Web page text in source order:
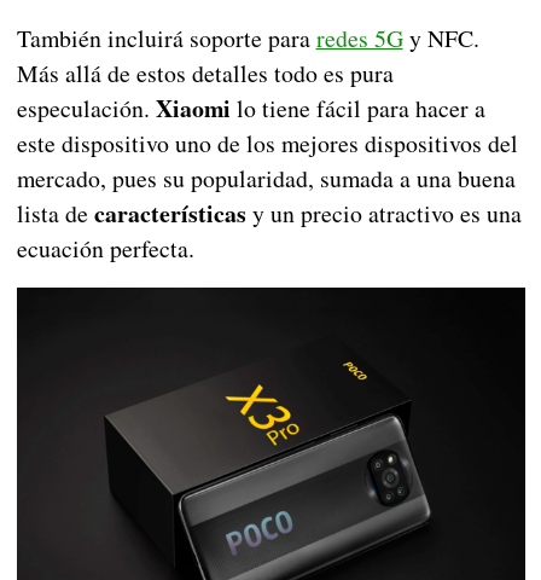
También incluirá soporte pararedes 5Gy NFC.
Más allá de estos detalles todo es pura
especulación. Xiaomi lo tiene fácil para hacer a
este dispositivo uno de los mejores dispositivos del
mercado, pues su popularidad, sumada a una buena
lista de características y un precio atractivo es una
ecuación perfecta.